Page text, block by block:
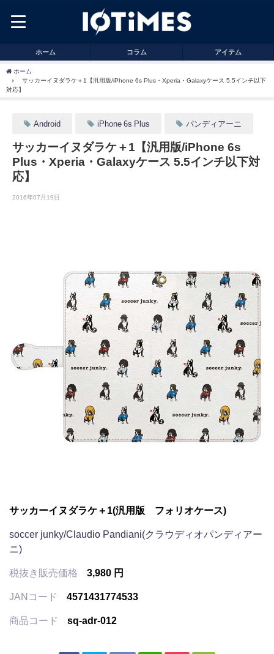
ホーム コラム アイテム
ホーム
サッカーイヌダラケ＋1【汎用版/iPhone 6s Plus・Xperia・Galaxyケース 5.5インチ以下
対応】
Android iPhone 6s Plus パンディアーニ
サッカーイヌダラケ＋1【汎用版/iPhone 6s
Plus・Xperia・Galaxyケース 5.5インチ以下対
応】
2016年07月19日
サッカーイヌダラケ＋1(汎用版 フォリオケース)
soccer junky/Claudio Pandiani(クラウディオパンディアー
ニ)
税抜き販売価格 3,980 円
JANコード 4571431774533
商品コード sq-adr-012